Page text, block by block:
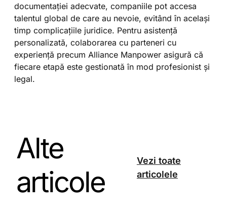
documentației adecvate, companiile pot accesa
talentul global de care au nevoie, evitând în același
timp complicațiile juridice. Pentru asistență
personalizată, colaborarea cu parteneri cu
experiență precum Alliance Manpower asigură că
fiecare etapă este gestionată în mod profesionist și
legal.
Alte
articole
Vezi toate
articolele